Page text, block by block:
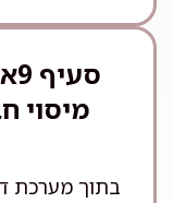
מיסוי
בתוך מערכת